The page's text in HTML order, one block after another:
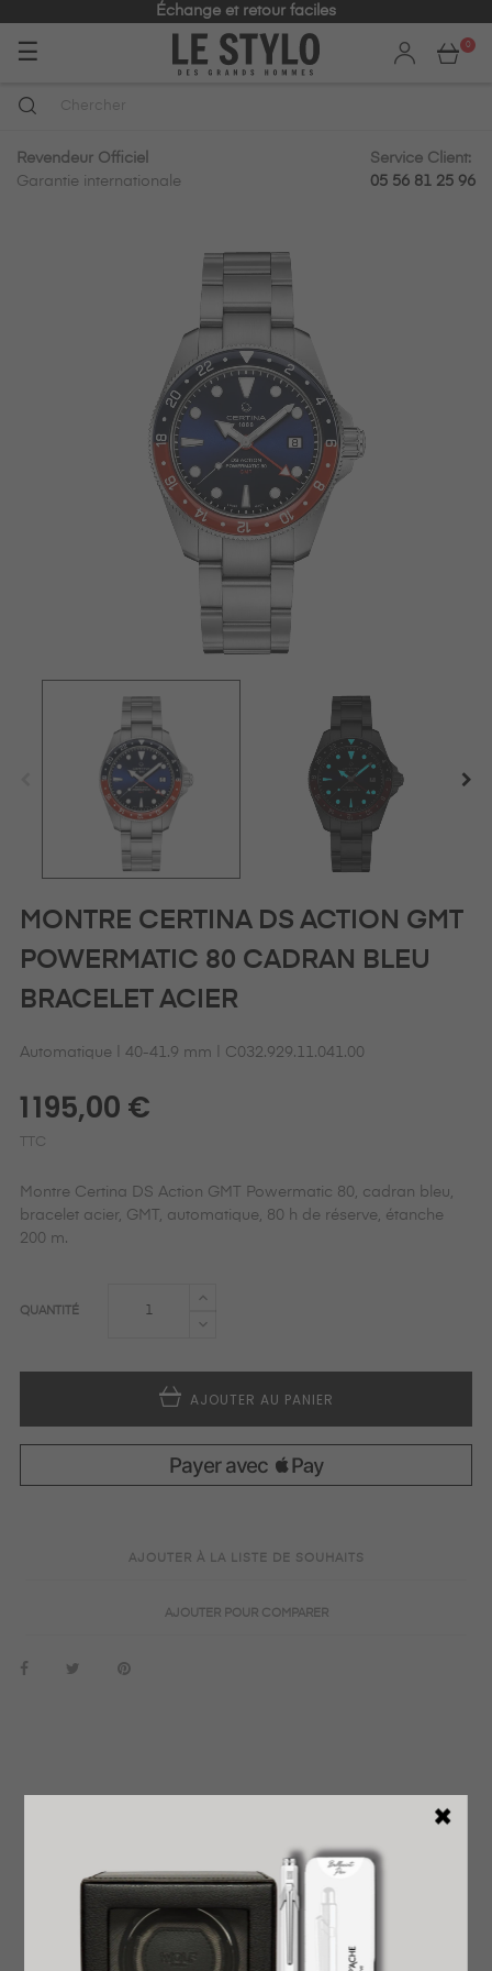
Échange et retour faciles
Basculer
navigation
☰ 0
Revendeur Officiel
Garantie internationale
Service Client:
05 56 81 25 96
MONTRE CERTINA DS ACTION GMT
POWERMATIC 80 CADRAN BLEU
BRACELET ACIER
Automatique | 40-41.9 mm | C032.929.11.041.00
1 195,00 €
TTC
Montre Certina DS Action GMT Powermatic 80, cadran bleu,
bracelet acier, GMT, automatique, 80 h de réserve, étanche
200 m.
QUANTITÉ
AJOUTER AU PANIER
AJOUTER À LA LISTE DE SOUHAITS
AJOUTER POUR COMPARER
LIVRAISON EXPRESS OFFERTE PRÊT À OFFRIR
RETOUR FACILE ET GRATUIT